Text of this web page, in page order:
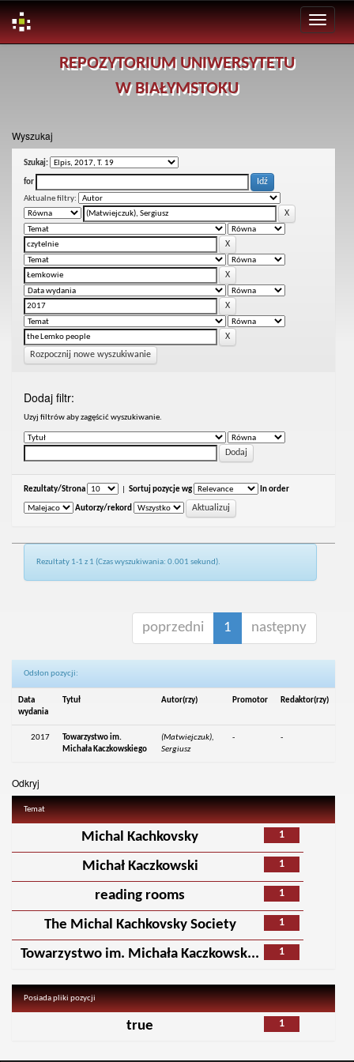
REPOZYTORIUM UNIWERSYTETU
W BIAŁYMSTOKU
Wyszukaj
Szukaj:
for
Aktualne filtry:
Rozpocznij nowe wyszukiwanie
Dodaj filtr:
Uzyj filtrów aby zagęścić wyszukiwanie.
Rezultaty/Strona Sortuj pozycje wg In order
Autorzy/rekord
Rezultaty 1-1 z 1 (Czas wyszukiwania: 0.001 sekund).
poprzedni 1 następny
Odsłon pozycji:
Data
wydania
Tytuł Autor(rzy) Promotor Redaktor(rzy)
2017
Towarzystwo im.
Michała Kaczkowskiego
(Matwiejczuk),
Sergiusz
- -
Odkryj
Temat
1
Michal Kachkovsky
1
Michał Kaczkowski
1
reading rooms
1
The Michal Kachkovsky Society
1
Towarzystwo im. Michała Kaczkowsk...
Posiada pliki pozycji
1
true